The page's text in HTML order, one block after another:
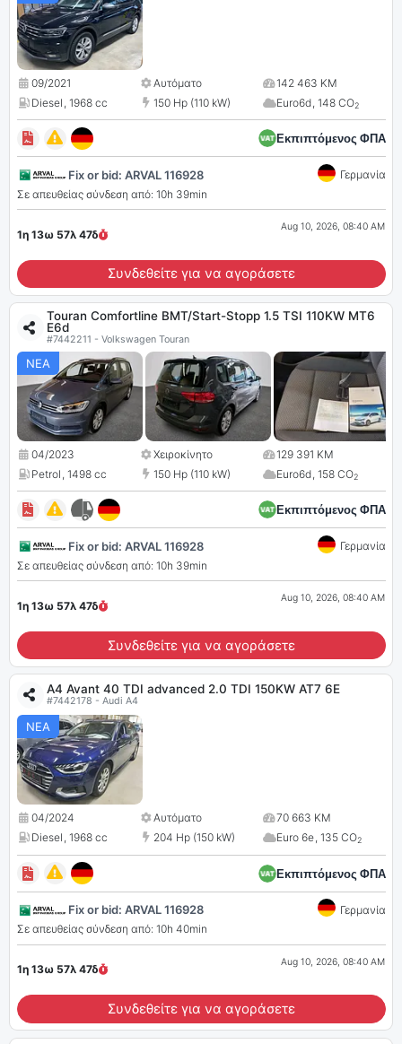
09/2021 Αυτόματο
142 463 KM
Diesel, 1968 cc 150 Hp (110 kW) Euro6d, 148 CO2
Εκπιπτόμενος ΦΠΑ
Fix or bid: ARVAL 116928
Γερμανία
Σε απευθείας σύνδεση από: 10h 39min
1η 13ω 57λ 46δ
Aug 10, 2026, 08:40 AM
Συνδεθείτε για να αγοράσετε
Touran Comfortline BMT/Start-Stopp 1.5 TSI 110KW MT6
E6d
#7442211 - Volkswagen Touran
ΝΕΑ
04/2023 Χειροκίνητο
129 391 KM
Petrol, 1498 cc 150 Hp (110 kW) Euro6d, 158 CO2
Εκπιπτόμενος ΦΠΑ
Fix or bid: ARVAL 116928
Γερμανία
Σε απευθείας σύνδεση από: 10h 39min
1η 13ω 57λ 46δ
Aug 10, 2026, 08:40 AM
Συνδεθείτε για να αγοράσετε
A4 Avant 40 TDI advanced 2.0 TDI 150KW AT7 6E
#7442178 - Audi A4
ΝΕΑ
04/2024 Αυτόματο
70 663 KM
Diesel, 1968 cc 204 Hp (150 kW) Euro 6e, 135 CO2
Εκπιπτόμενος ΦΠΑ
Fix or bid: ARVAL 116928
Γερμανία
Σε απευθείας σύνδεση από: 10h 40min
1η 13ω 57λ 46δ
Aug 10, 2026, 08:40 AM
Συνδεθείτε για να αγοράσετε